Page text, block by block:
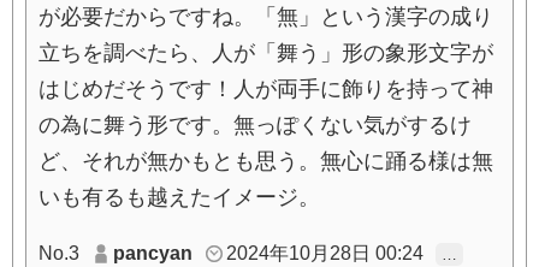
が必要だからですね。「無」という漢字の成り
立ちを調べたら、人が「舞う」形の象形文字が
はじめだそうです！人が両手に飾りを持って神
の為に舞う形です。無っぽくない気がするけ
ど、それが無かもとも思う。無心に踊る様は無
いも有るも越えたイメージ。
No.3 pancyan 2024年10月28日 00:24